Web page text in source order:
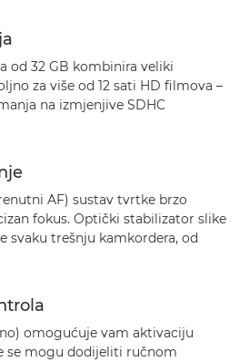
od 32 GB kombinira veliki
za više od 12 sati HD filmova –
na izmjenjive SDHC
AF) sustav tvrtke brzo
fokus. Optički stabilizator slike
svaku trešnju kamkordera, od
omogućuje vam aktivaciju
se mogu dodijeliti ručnom